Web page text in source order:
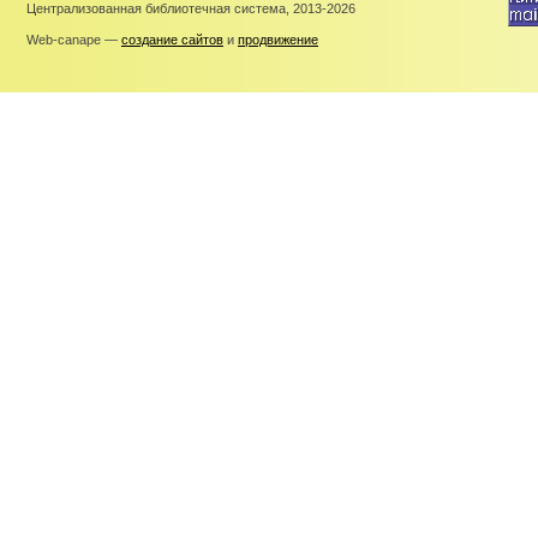
Централизованная библиотечная система, 2013-2026
Web-canape — создание сайтов и продвижение